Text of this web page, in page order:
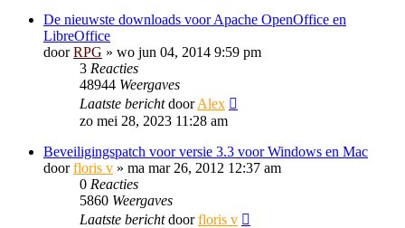
De nieuwste downloads voor Apache OpenOffice en
LibreOffice
doorRPG » wo jun 04, 2014 9:59 pm
3 Reacties
48944 Weergaves
Laatste berichtdoorAlex
zo mei 28, 2023 11:28 am
Beveiligingspatch voor versie 3.3 voor Windows en Mac
doorfloris v » ma mar 26, 2012 12:37 am
0 Reacties
5860 Weergaves
Laatste berichtdoorfloris v